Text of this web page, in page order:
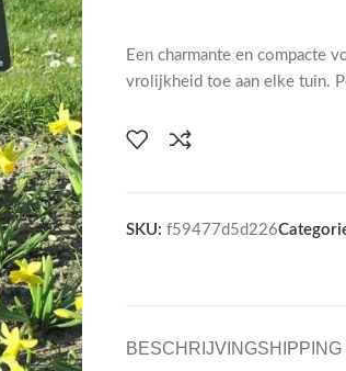
Een charmante en compacte
vrolijkheid toe aan elke tuin.
SKU: f59477d5d226
BESCHRIJVING